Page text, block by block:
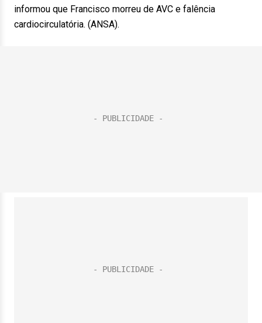
informou que Francisco morreu de AVC e falência
cardiocirculatória. (ANSA).